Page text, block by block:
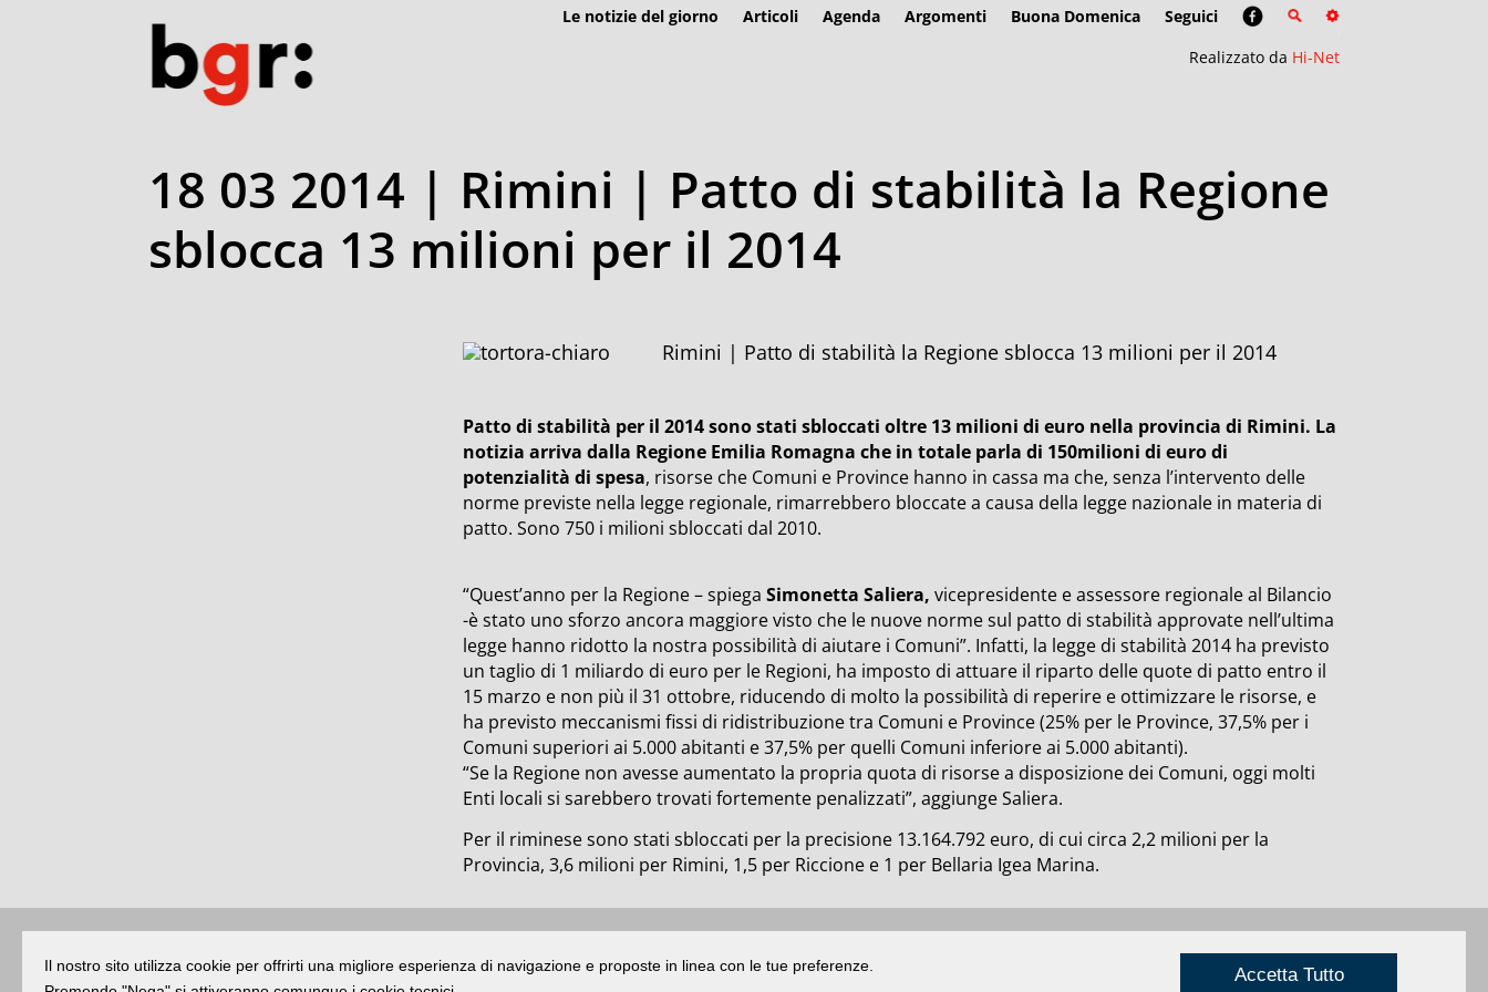
Le notizie del giorno Articoli Agenda Argomenti Buona Domenica
Seguici
Realizzato da Hi-Net
18 03 2014 | Rimini | Patto di stabilità la Regione
sblocca 13 milioni per il 2014
Rimini | Patto di stabilità la Regione sblocca 13 milioni per il 2014
Patto di stabilità per il 2014 sono stati sbloccati oltre 13 milioni di euro nella provincia di Rimini. La
notizia arriva dalla Regione Emilia Romagna che in totale parla di 150milioni di euro di
potenzialità di spesa, risorse che Comuni e Province hanno in cassa ma che, senza l’intervento delle
norme previste nella legge regionale, rimarrebbero bloccate a causa della legge nazionale in materia di
patto. Sono 750 i milioni sbloccati dal 2010.
“Quest’anno per la Regione – spiega Simonetta Saliera, vicepresidente e assessore regionale al Bilancio
-è stato uno sforzo ancora maggiore visto che le nuove norme sul patto di stabilità approvate nell’ultima
legge hanno ridotto la nostra possibilità di aiutare i Comuni”. Infatti, la legge di stabilità 2014 ha previsto
un taglio di 1 miliardo di euro per le Regioni, ha imposto di attuare il riparto delle quote di patto entro il
15 marzo e non più il 31 ottobre, riducendo di molto la possibilità di reperire e ottimizzare le risorse, e
ha previsto meccanismi fissi di ridistribuzione tra Comuni e Province (25% per le Province, 37,5% per i
Comuni superiori ai 5.000 abitanti e 37,5% per quelli Comuni inferiore ai 5.000 abitanti).
“Se la Regione non avesse aumentato la propria quota di risorse a disposizione dei Comuni, oggi molti
Enti locali si sarebbero trovati fortemente penalizzati”, aggiunge Saliera.
Per il riminese sono stati sbloccati per la precisione 13.164.792 euro, di cui circa 2,2 milioni per la
Provincia, 3,6 milioni per Rimini, 1,5 per Riccione e 1 per Bellaria Igea Marina.
Buongiorno Riminié una testata registrata presso il Tribunale di Rimini |registrazione n. 2 /28/02/2012|
Il nostro sito utilizza cookie per offrirti una migliore esperienza di navigazione e proposte in linea con le tue preferenze.
Accetta Tutto